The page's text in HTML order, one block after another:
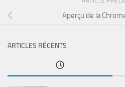
Aperçu de la
ARTICLES RÉCENTS